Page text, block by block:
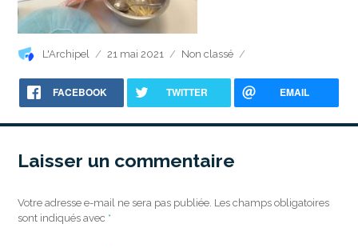
Auteur
L'Archipel
Publié
21 mai 2021 Catégories
Non classé
FACEBOOK TWITTER EMAIL
Laisser un commentaire
Votre adresse e-mail ne sera pas publiée. Les champs obligatoires
sont indiqués avec *